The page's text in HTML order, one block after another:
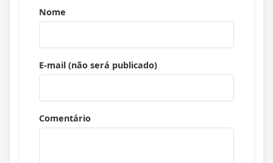
Nome
E-mail (não será publicado)
Comentário